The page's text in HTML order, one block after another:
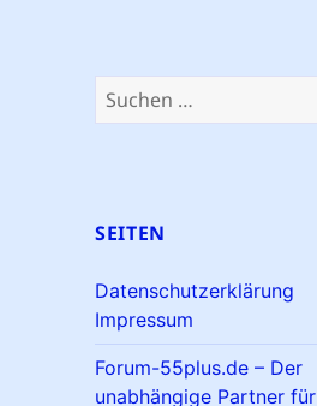
Suchen
nach:
SEITEN
Datenschutzerklärung
Impressum
Forum-55plus.de – Der
unabhängige Partner für